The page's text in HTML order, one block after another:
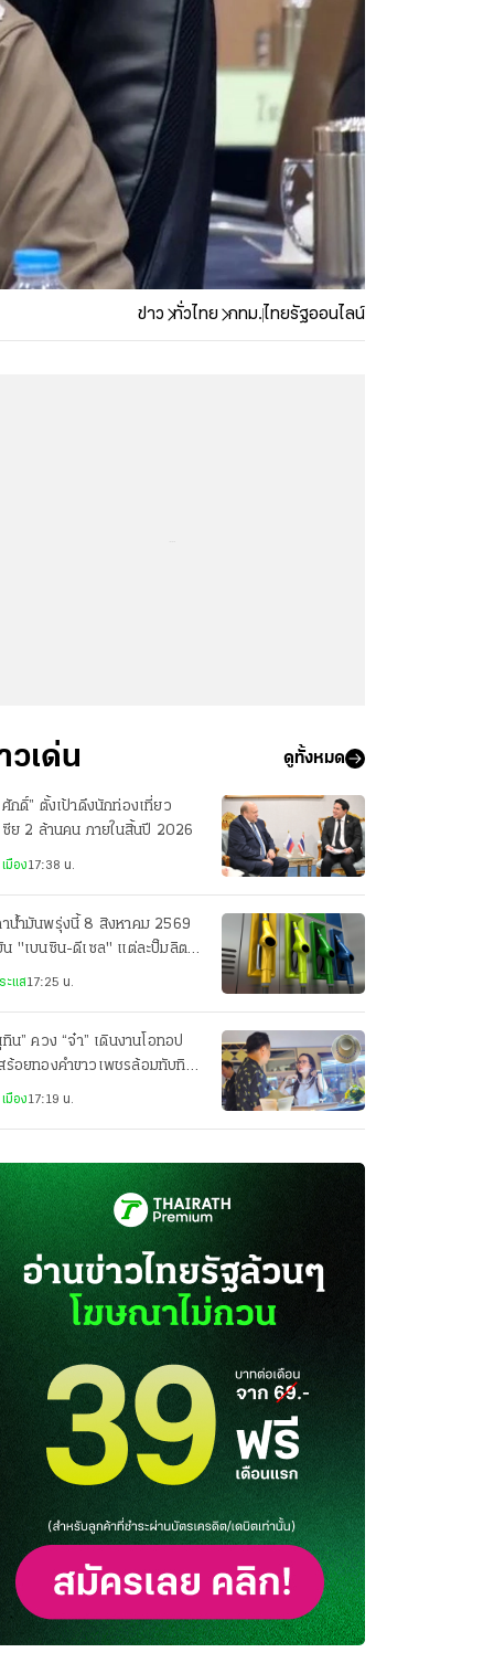
ข่าว ทั่วไทย กทม.ไทยรัฐออนไลน์
วเด่น ดูทั้งหมด
ศักดิ์” ตั้งเป้าดึงนักท่องเที่ยว
ซีย 2 ล้านคน ภายในสิ้นปี 2026
มือง17:38 น.
าน้ำมันพรุ่งนี้ 8 สิงหาคม 2569
น "เบนซิน-ดีเซล" แต่ละปั๊มลิตร
ะแส17:25 น.
ทิน” ควง “จ๋า” เดินงานโอทอป
ร้อยทองคำขาวเพชรล้อมทับทิม
ซี่ยง ราคา 1.2 ล้านให้
มือง17:19 น.